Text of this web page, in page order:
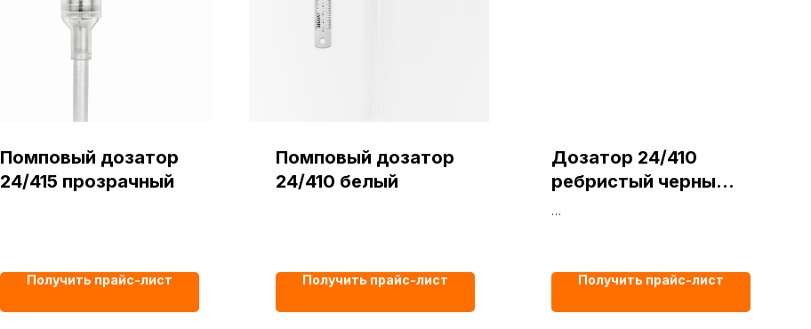
Помповый дозатор
24/415 прозрачный
Получить прайс-лист
Помповый дозатор
24/410 белый
Получить прайс-лист
Дозатор 24/410
ребристый черный
Материал - ПЭТ;
Получить прайс-лист